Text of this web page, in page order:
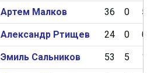
Артем Малков 36 0 5
Александр Ртищев 24 0 0
Эмиль Сальников 53 5 10